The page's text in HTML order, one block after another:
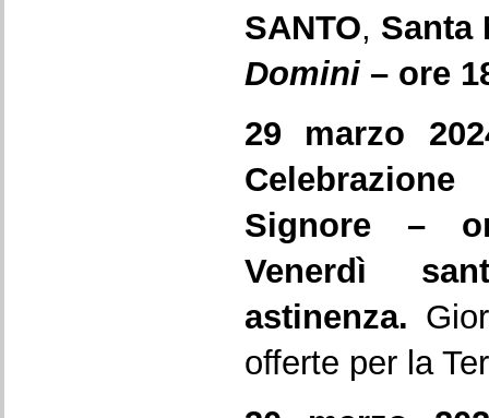
SANTO, Santa
Domini – ore
29 marzo
Signore –
Venerdì
astinenza.
offerte per la